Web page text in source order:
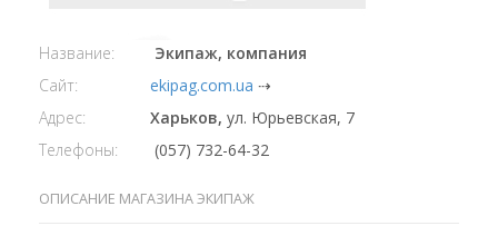
Название:
Экипаж, компания
Сайт:
ekipag.com.ua ⇢
Адрес:
Харьков, ул. Юрьевская, 7
Телефоны:
(057) 732-64-32
ОПИСАНИЕ МАГАЗИНА ЭКИПАЖ